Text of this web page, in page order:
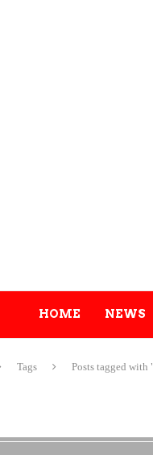
HOME NEWS
Tags Posts tagged with